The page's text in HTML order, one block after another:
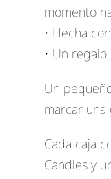
momento
• Hecha
• Un
Un
marcar una
Cada caja
Candles y